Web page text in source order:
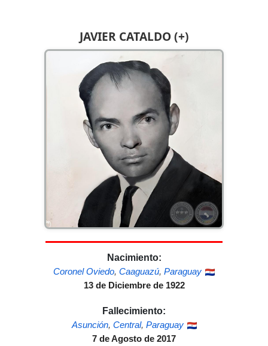
JAVIER CATALDO (+)
Nacimiento:
Coronel Oviedo, Caaguazú, Paraguay
13 de Diciembre de 1922
Fallecimiento:
Asunción, Central, Paraguay
7 de Agosto de 2017